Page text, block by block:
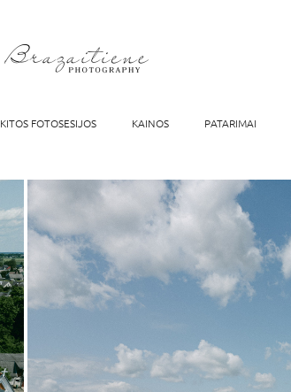
KITOS FOTOSESIJOS KAINOS PATARIMAI